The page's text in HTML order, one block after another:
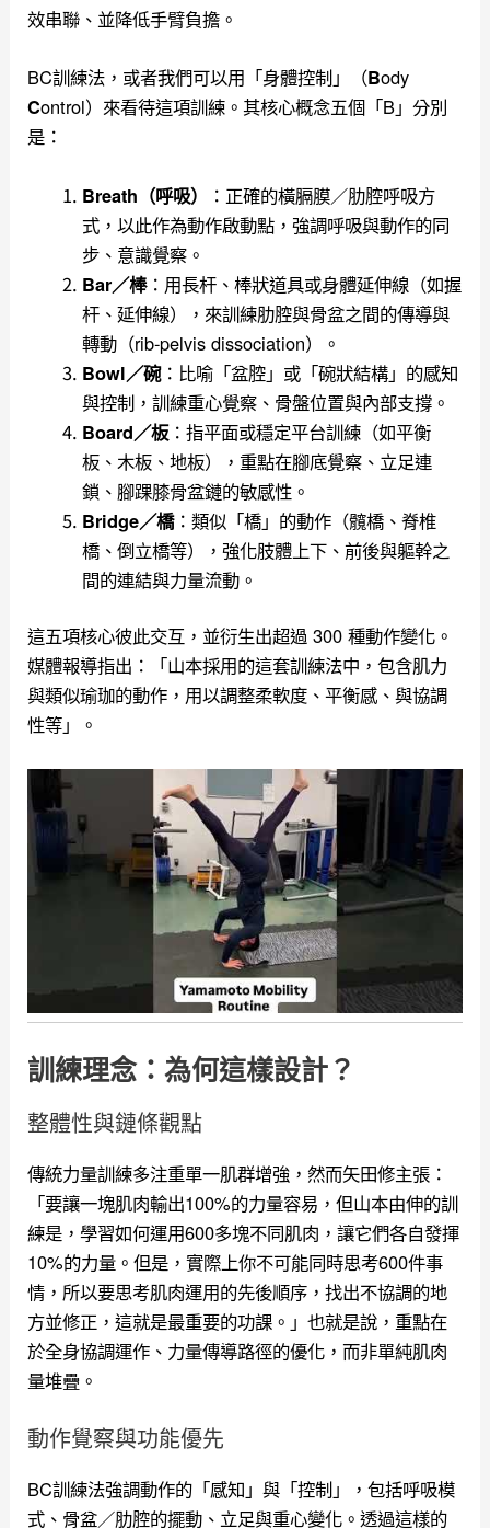
效串聯、並降低手臂負擔。
BC訓練法，或者我們可以用 「身體控制」（Body
Control）來看待這項訓練。其核心概念五個「B」分別
是：
Breath（呼吸）
：正確的橫膈膜／肋腔呼吸方
式，以此作為動作啟動點，強調呼吸與動作的同
步、意識覺察。
Bar／棒：用長杆、棒狀道具或身體延伸線（如握
杆、延伸線），來訓練肋腔與骨盆之間的傳導與
轉動（rib-pelvis dissociation）。
Bowl／碗：比喻「盆腔」或「碗狀結構」的感知
與控制，訓練重心覺察、骨盤位置與內部支撐。
Board／板：指平面或穩定平台訓練（如平衡
板、木板、地板），重點在腳底覺察、立足連
鎖、腳踝膝骨盆鏈的敏感性。
Bridge／橋：類似「橋」的動作（髖橋、脊椎
橋、倒立橋等），強化肢體上下、前後與軀幹之
間的連結與力量流動。
這五項核心彼此交互，並衍生出超過 300 種動作變化。
媒體報導指出：「山本採用的這套訓練法中，包含肌力
與類似瑜珈的動作，用以調整柔軟度、平衡感、與協調
性等」。
訓練理念：為何這樣設計？
整體性與鏈條觀點
傳統力量訓練多注重單一肌群增強，然而矢田修主張：
「要讓一塊肌肉輸出100%的力量容易，但山本由伸的訓
練是，學習如何運用600多塊不同肌肉，讓它們各自發揮
10%的力量。但是，實際上你不可能同時思考600件事
情，所以要思考肌肉運用的先後順序，找出不協調的地
方並修正，這就是最重要的功課。」也就是說，重點在
於全身協調運作、力量傳導路徑的優化，而非單純肌肉
量堆疊。
動作覺察與功能優先
BC訓練法強調動作的「感知」與「控制」，包括呼吸模
式、骨盆／肋腔的擺動、立足與重心變化。透過這樣的